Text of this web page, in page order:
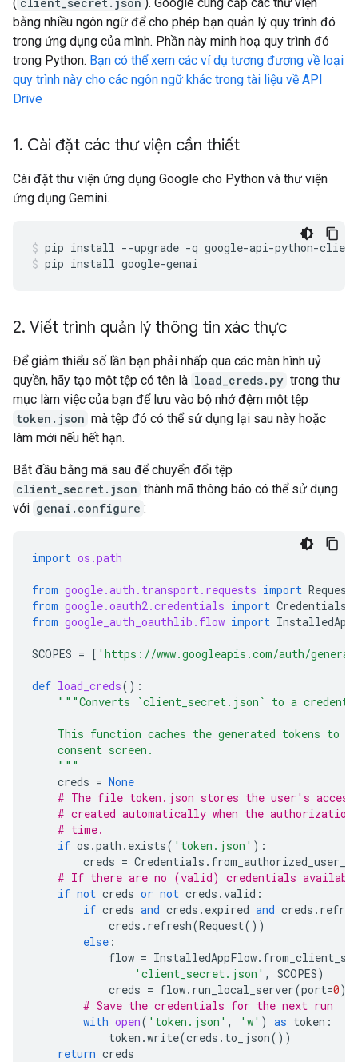
bằng nhiều ngôn ngữ để cho phép bạn quản lý quy trình đó
trong ứng dụng của mình. Phần này minh hoạ quy trình đó
trong Python. Bạn có thể xem các ví dụ tương đương về loại
quy trình này cho các ngôn ngữ khác trong tài liệu về API
Drive
1. Cài đặt các thư viện cần thiết
Cài đặt thư viện ứng dụng Google cho Python và thư viện
ứng dụng Gemini.
pip install --upgrade -q google-api-python-client
pip install google-genai
2. Viết trình quản lý thông tin xác thực
Để giảm thiểu số lần bạn phải nhấp qua các màn hình uỷ
quyền, hãy tạo một tệp có tên là load_creds.py trong thư
mục làm việc của bạn để lưu vào bộ nhớ đệm một tệp
token.json mà tệp đó có thể sử dụng lại sau này hoặc
làm mới nếu hết hạn.
Bắt đầu bằng mã sau để chuyển đổi tệp
client_secret.json thành mã thông báo có thể sử dụng
với genai.configure :
import os.path
from google.auth.transport.requests import Request
from google.oauth2.credentials import Credentials
from google_auth_oauthlib.flow import
SCOPES = [ 'https://www.googleapis.com/auth/
def load_creds():
"""Converts `client_secret.json` to a
This function caches the generated tokens to
    consent screen.
    """
creds = None
# The file token.json stores the user's
# created automatically when the
# time.
if os .path . exists( 'token.json' ):
creds = Credentials .
# If there are no (valid) credentials
if not creds or not creds .valid :
if creds and creds . expired and creds .
creds . refresh(Request())
else :
flow = InstalledAppFlow.
'client_secret.json' , SCOPES)
creds = flow. run_local_server(port=0)
# Save the credentials for the next run
with open( 'token.json' , 'w' ) as token :
token .write(creds . to_json())
return creds